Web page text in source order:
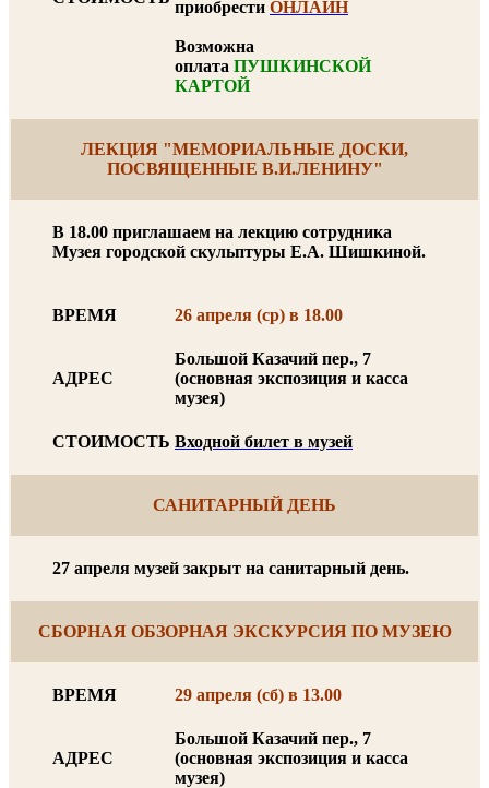
приобрести ОНЛАЙН
Возможна
оплата ПУШКИНСКОЙ
КАРТОЙ
ЛЕКЦИЯ "МЕМОРИАЛЬНЫЕ ДОСКИ,
ПОСВЯЩЕННЫЕ В.И.ЛЕНИНУ"
В 18.00 приглашаем на лекцию сотрудника
Музея городской скульптуры Е.А. Шишкиной.
ВРЕМЯ 26 апреля (ср) в 18.00
АДРЕС
Большой Казачий пер., 7
(основная экспозиция и касса
музея)
СТОИМОСТЬ Входной билет в музей
САНИТАРНЫЙ ДЕНЬ
27 апреля музей закрыт на санитарный день.
СБОРНАЯ ОБЗОРНАЯ ЭКСКУРСИЯ ПО МУЗЕЮ
ВРЕМЯ 29 апреля (сб) в 13.00
АДРЕС
Большой Казачий пер., 7
(основная экспозиция и касса
музея)